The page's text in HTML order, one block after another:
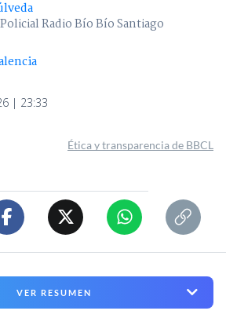
Radio Bío Bío Santiago
| 23:33
Ética y transparencia de BBCL
VER RESUMEN